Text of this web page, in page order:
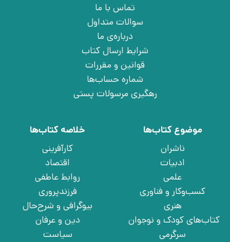
تماس با ما
سوالات متداول
درباره‌ی ما
شرایط ارسال کتاب
قوانین و مقررات
شماره حساب‌ها
رهگیری مرسولات پستی
موضوع کتاب‌ها
ناشران
ادبیات
علمی
کسب‌وکار و فناوری
هنری
کتاب‌های کودک و نوجوان
سرگرمی
خلاصه کتاب‌ها
کارآفرینی
اقتصاد
روابط عاطفی
فرزندپروری
بیوگرافی و شرح‌حال
دین و عرفان
سیاست